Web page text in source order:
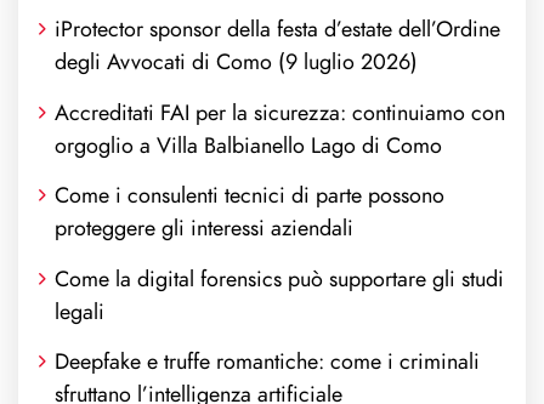
iProtector sponsor della festa d’estate dell’Ordine
degli Avvocati di Como (9 luglio 2026)
Accreditati FAI per la sicurezza: continuiamo con
orgoglio a Villa Balbianello Lago di Como
Come i consulenti tecnici di parte possono
proteggere gli interessi aziendali
Come la digital forensics può supportare gli studi
legali
Deepfake e truffe romantiche: come i criminali
sfruttano l’intelligenza artificiale